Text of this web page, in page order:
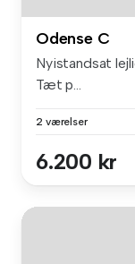
Odense C
Nyistandsat
Tæt p...
2 værelser
6.200 kr